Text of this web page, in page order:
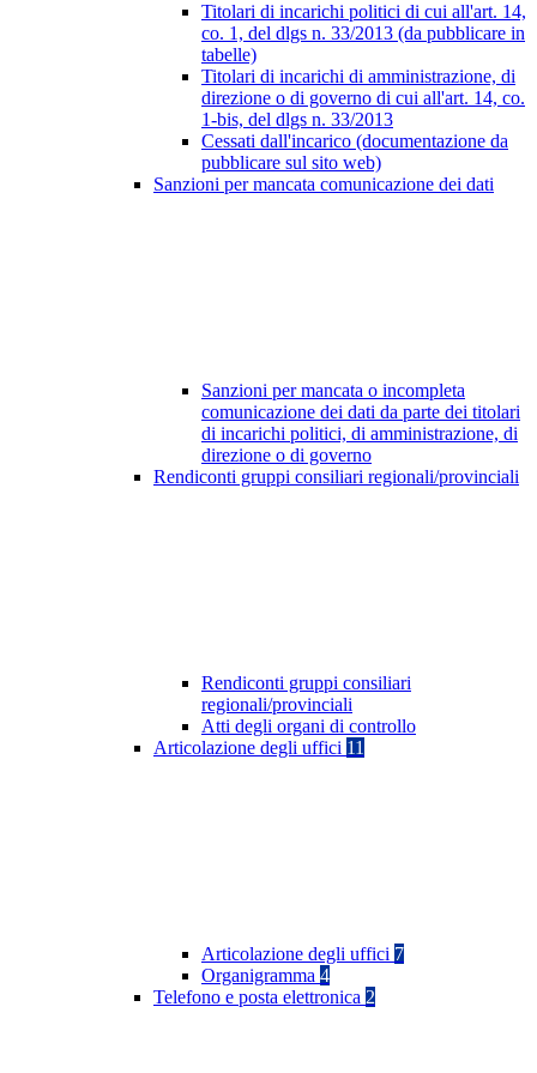
Titolari di incarichi politici di cui all'art. 14,
co. 1, del dlgs n. 33/2013 (da pubblicare in
tabelle)
Titolari di incarichi di amministrazione, di
direzione o di governo di cui all'art. 14, co.
1-bis, del dlgs n. 33/2013
Cessati dall'incarico (documentazione da
pubblicare sul sito web)
Sanzioni per mancata comunicazione dei dati
Sanzioni per mancata o incompleta
comunicazione dei dati da parte dei titolari
di incarichi politici, di amministrazione, di
direzione o di governo
Rendiconti gruppi consiliari regionali/provinciali
Rendiconti gruppi consiliari
regionali/provinciali
Atti degli organi di controllo
Articolazione degli uffici 11
Articolazione degli uffici 7
Organigramma 4
Telefono e posta elettronica 2